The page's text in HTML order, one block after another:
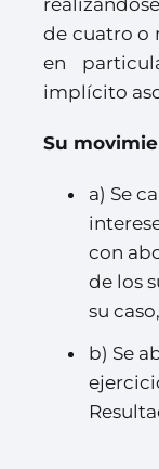
de cuatro o
en
implícito
Su
a) Se
con
de los
su
b) Se